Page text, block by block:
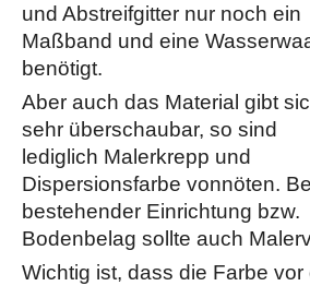
und Abstreifgitter nur noch ein
Maßband und eine
benötigt.
Aber auch das Material gibt
sehr überschaubar, so sind
lediglich Malerkrepp und
Dispersionsfarbe vonnöten.
bestehender Einrichtung bzw.
Bodenbelag sollte auch
Wichtig ist, dass die Farbe